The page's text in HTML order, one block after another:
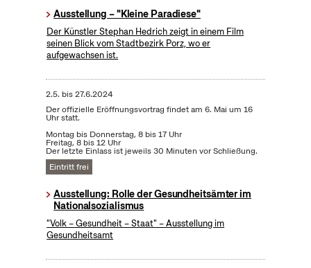
Ausstellung – "Kleine Paradiese"
Der Künstler Stephan Hedrich zeigt in einem Film
seinen Blick vom Stadtbezirk Porz, wo er
aufgewachsen ist.
2.5. bis27.6.2024
Der offizielle Eröffnungsvortrag findet am 6. Mai um 16
Uhr statt.
Montag bis Donnerstag, 8 bis 17 Uhr
Freitag, 8 bis 12 Uhr
Der letzte Einlass ist jeweils 30 Minuten vor Schließung.
Eintritt frei
Ausstellung: Rolle der Gesundheitsämter im
Nationalsozialismus
"Volk – Gesundheit – Staat" – Ausstellung im
Gesundheitsamt